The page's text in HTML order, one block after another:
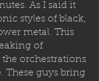
As I said it
styles of black,
metal. This
of
orchestrations
These guys bring